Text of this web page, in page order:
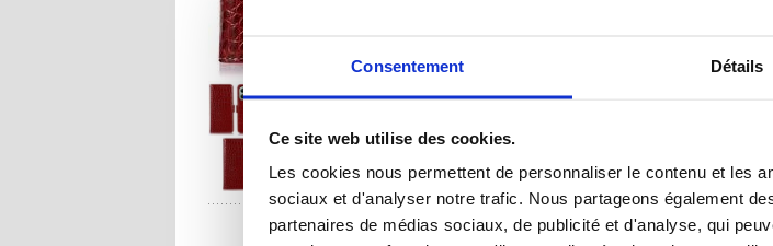
Consentement Détails
Ce site web utilise des cookies.
Les cookies nous permettent de personnaliser le contenu et les
sociaux et d'analyser notre trafic. Nous partageons également
partenaires de médias sociaux, de publicité et d'analyse, qui
UNE QUESTION ? CONTACTEZ-NOUS !